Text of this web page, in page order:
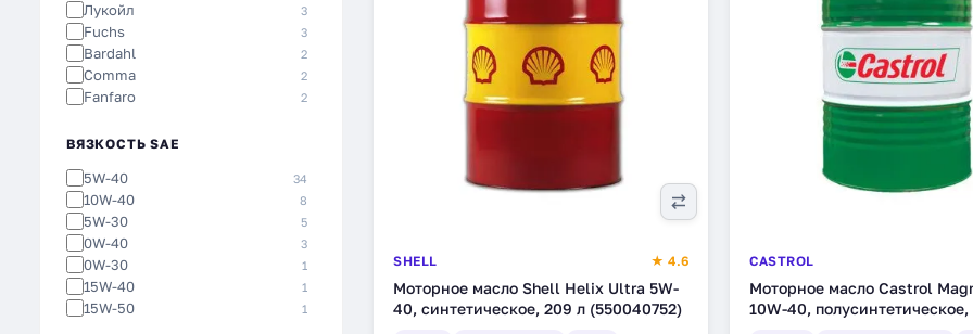
Лукойл 3
Fuchs 3
Bardahl 2
Comma 2
Fanfaro 2
Addinol
Роснефть 1
Газпромнефть 1
Kroon-Oil 1
Gulf 1
Areol 1
Aral 1
Aimol 1
ВЯЗКОСТЬ SAE
5W-40 34
10W-40 8
5W-30 5
0W-40 3
0W-30 1
15W-40 1
15W-50 1
SHELL ★ 4.6
Моторное масло Shell Helix Ultra 5W-
40, синтетическое, 209 л (550040752)
CASTROL
Моторное масло Castrol
10W-40,